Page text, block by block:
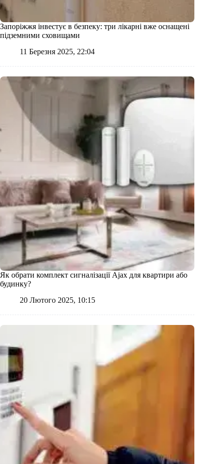
Запоріжжя інвестує в безпеку: три лікарні вже оснащені
підземними сховищами
11 Березня 2025, 22:04
Як обрати комплект сигналізації Ajax для квартири або
будинку?
20 Лютого 2025, 10:15